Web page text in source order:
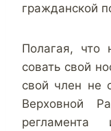
гражданской
Полагая, что
совать свой
свой член не
Верховной